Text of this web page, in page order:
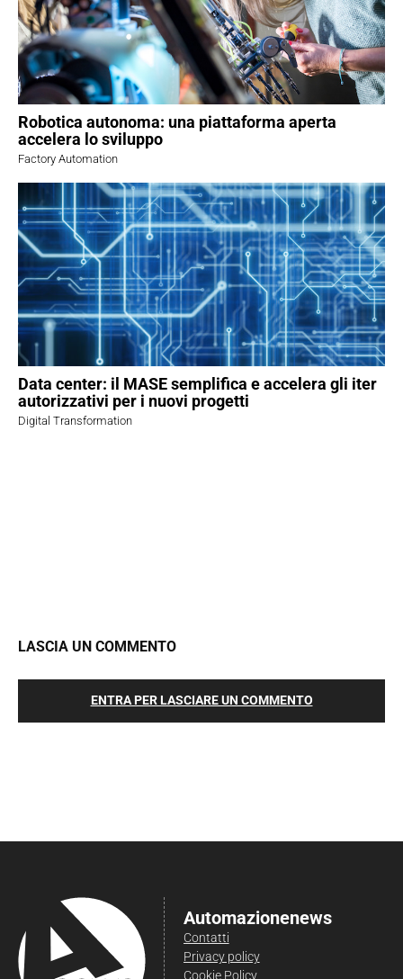
Robotica autonoma: una piattaforma aperta
accelera lo sviluppo
Factory Automation
Data center: il MASE semplifica e accelera gli iter
autorizzativi per i nuovi progetti
Digital Transformation
LASCIA UN COMMENTO
ENTRA PER LASCIARE UN COMMENTO
Automazionenews
Contatti
Privacy policy
Cookie Policy